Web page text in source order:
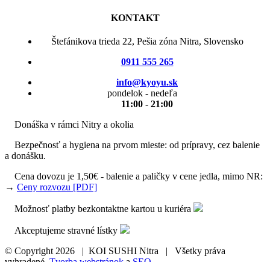
KONTAKT
Štefánikova trieda 22, Pešia zóna Nitra, Slovensko
0911 555 265
info@kyoyu.sk
pondelok - nedeľa
11:00 - 21:00
Donáška v rámci Nitry a okolia
Bezpečnosť a hygiena na prvom mieste: od prípravy, cez balenie
a donášku.
Cena dovozu je 1,50€ - balenie a paličky v cene jedla, mimo NR:
→ Ceny rozvozu [PDF]
Možnosť platby bezkontaktne kartou u kuriéra
Akceptujeme stravné lístky
© Copyright 2026 | KOI SUSHI Nitra | Všetky práva